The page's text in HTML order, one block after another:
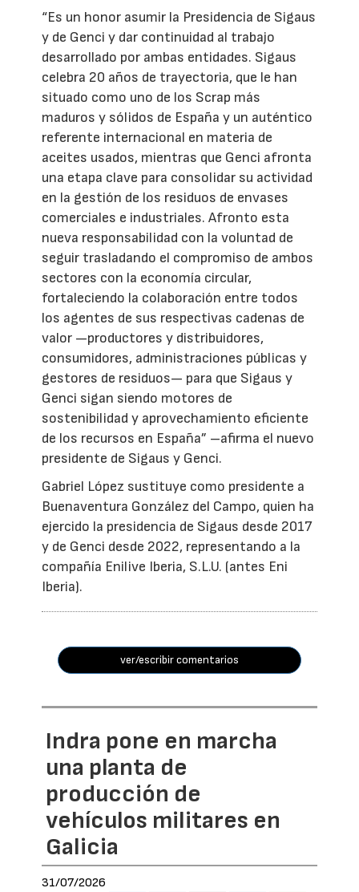
“Es un honor asumir la Presidencia de Sigaus
y de Genci y dar continuidad al trabajo
desarrollado por ambas entidades. Sigaus
celebra 20 años de trayectoria, que le han
situado como uno de los Scrap más
maduros y sólidos de España y un auténtico
referente internacional en materia de
aceites usados, mientras que Genci afronta
una etapa clave para consolidar su actividad
en la gestión de los residuos de envases
comerciales e industriales. Afronto esta
nueva responsabilidad con la voluntad de
seguir trasladando el compromiso de ambos
sectores con la economía circular,
fortaleciendo la colaboración entre todos
los agentes de sus respectivas cadenas de
valor —productores y distribuidores,
consumidores, administraciones públicas y
gestores de residuos— para que Sigaus y
Genci sigan siendo motores de
sostenibilidad y aprovechamiento eficiente
de los recursos en España” –afirma el nuevo
presidente de Sigaus y Genci.
Gabriel López sustituye como presidente a
Buenaventura González del Campo, quien ha
ejercido la presidencia de Sigaus desde 2017
y de Genci desde 2022, representando a la
compañía Enilive Iberia, S.L.U. (antes Eni
Iberia).
ver/escribir comentarios
Indra pone en marcha
una planta de
producción de
vehículos militares en
Galicia
31/07/2026